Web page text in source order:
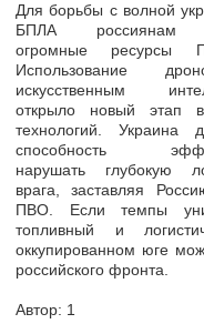
Для борьбы с волной
БПЛА россиянам
огромные
Использование
искусственным
открыло новый этап
технологий. Украина
способность
нарушать глубокую
врага, заставляя
ПВО. Если темпы
топливный и
оккупированном юге
российского фронта.
Автор: 1